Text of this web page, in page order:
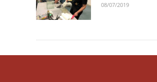
08/07/2019